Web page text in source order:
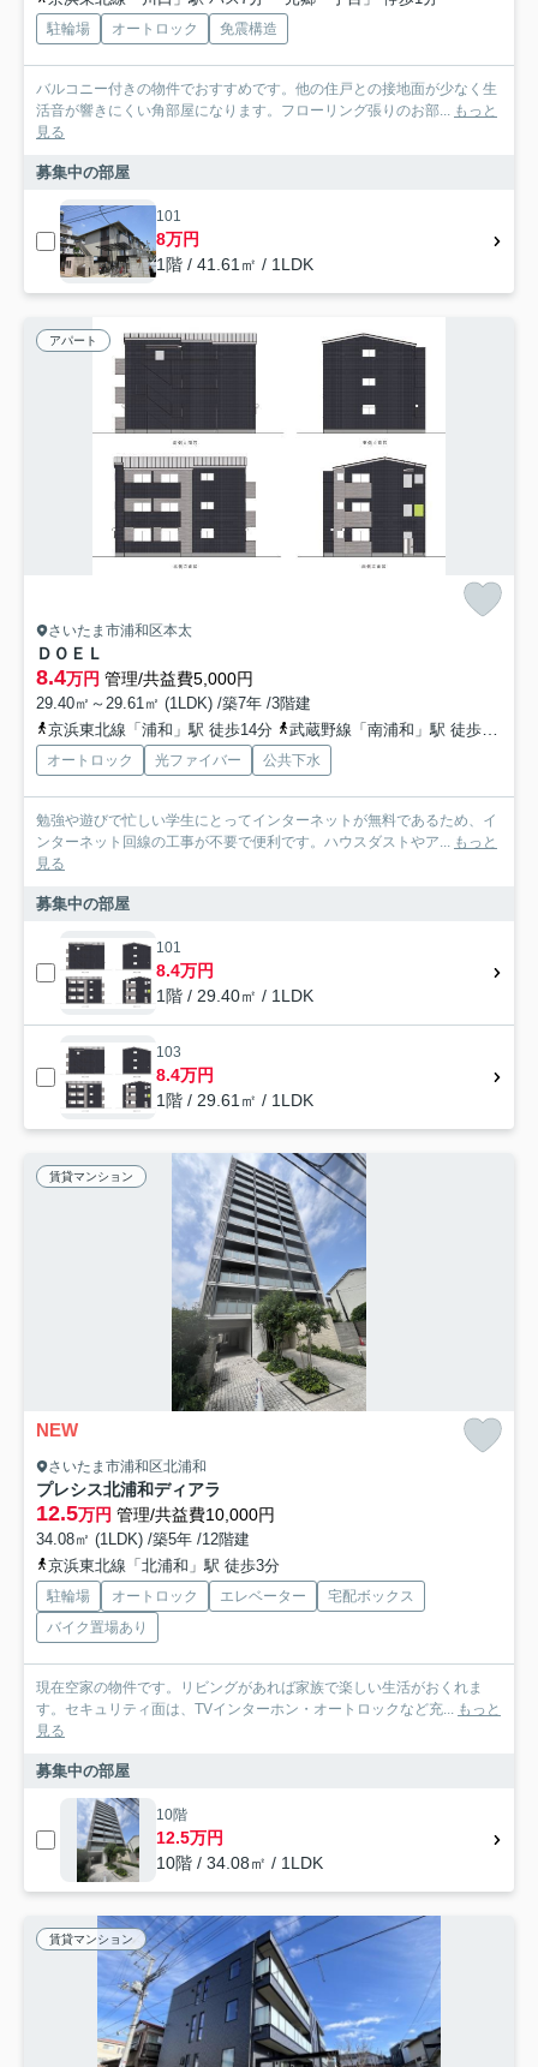
駐輪場 オートロック 免震構造
バルコニー付きの物件でおすすめです。他の住戸との接地面が少なく生
活音が響きにくい角部屋になります。フローリング張りのお部... もっと
見る
募集中の部屋
101
8万円
1階 / 41.61㎡ / 1LDK
アパート
さいたま市浦和区本太
ＤＯＥＬ
8.4万円 管理/共益費5,000円
29.40㎡～29.61㎡ (1LDK) /築7年 /3階建
京浜東北線「浦和」駅 徒歩14分
武蔵野線「南浦和」駅 徒歩16分
オートロック 光ファイバー 公共下水
勉強や遊びで忙しい学生にとってインターネットが無料であるため、イ
ンターネット回線の工事が不要で便利です。ハウスダストやア... もっと
見る
募集中の部屋
101
8.4万円
1階 / 29.40㎡ / 1LDK
103
8.4万円
1階 / 29.61㎡ / 1LDK
賃貸マンション
NEW
さいたま市浦和区北浦和
プレシス北浦和ディアラ
12.5万円 管理/共益費10,000円
34.08㎡ (1LDK) /築5年 /12階建
京浜東北線「北浦和」駅 徒歩3分
駐輪場 オートロック エレベーター
宅配ボックス
バイク置場あり
現在空家の物件です。リビングがあれば家族で楽しい生活がおくれま
す。セキュリティ面は、TVインターホン・オートロックなど充... もっと
見る
募集中の部屋
10階
12.5万円
10階 / 34.08㎡ / 1LDK
賃貸マンション